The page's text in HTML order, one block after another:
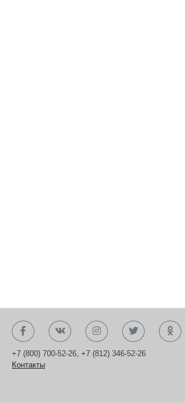
+7 (800) 700-52-26, +7 (812) 346-52-26
Контакты